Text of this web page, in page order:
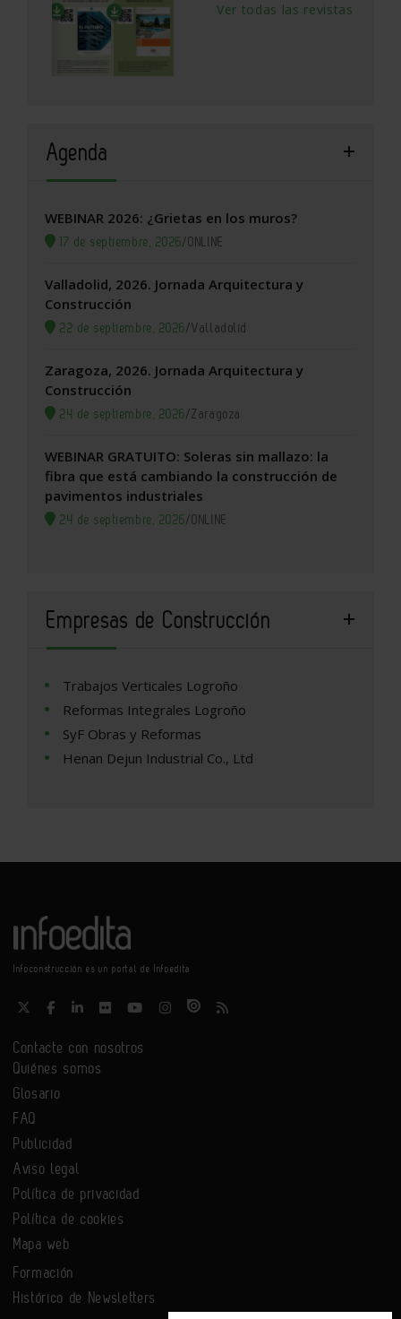
Ver todas las revistas
Agenda
WEBINAR 2026: ¿Grietas en los muros?
17 de septiembre, 2026/ONLINE
Valladolid, 2026. Jornada Arquitectura y
Construcción
22 de septiembre, 2026/Valladolid
Zaragoza, 2026. Jornada Arquitectura y
Construcción
24 de septiembre, 2026/Zaragoza
WEBINAR GRATUITO: Soleras sin mallazo: la
fibra que está cambiando la construcción de
pavimentos industriales
24 de septiembre, 2026/ONLINE
Empresas de Construcción
Trabajos Verticales Logroño
Reformas Integrales Logroño
SyF Obras y Reformas
Henan Dejun Industrial Co., Ltd
Infoconstrucción es un portal de Infoedita
Contacte con nosotros
Quiénes somos
Glosario
FAQ
Publicidad
Aviso legal
Política de privacidad
Política de cookies
Mapa web
Formación
Histórico de Newsletters